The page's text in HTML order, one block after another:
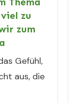
zu
zum
Gefühl,
aus, die